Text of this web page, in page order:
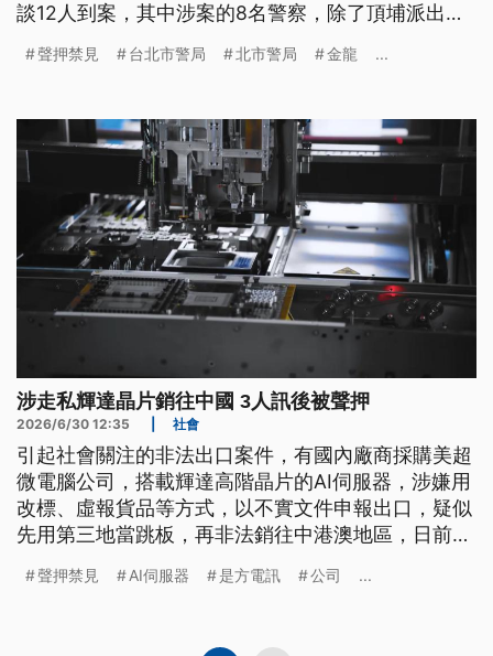
談12人到案，其中涉案的8名警察，除了頂埔派出所
員劉宗仁等人則獲20萬交保，全案朝貪污、洩密等罪
聲押禁見 台北市警局 北市警局 金龍 ...
涉走私輝達晶片銷往中國 3人訊後被聲押
2026/6/30 12:35 社會
引起社會關注的非法出口案件，有國內廠商採購美超
微電腦公司，搭載輝達高階晶片的AI伺服器，涉嫌用
改標、虛報貨品等方式，以不實文件申報出口，疑似
先用第三地當跳板，再非法銷往中港澳地區，日前已
發動第二波行動，搜索美超微台灣分公司，以及青雲
聲押禁見 AI伺服器 是方電訊 公司 ...